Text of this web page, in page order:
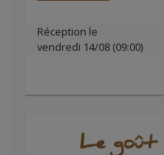
Réception le
vendredi 14/08 (09:00)